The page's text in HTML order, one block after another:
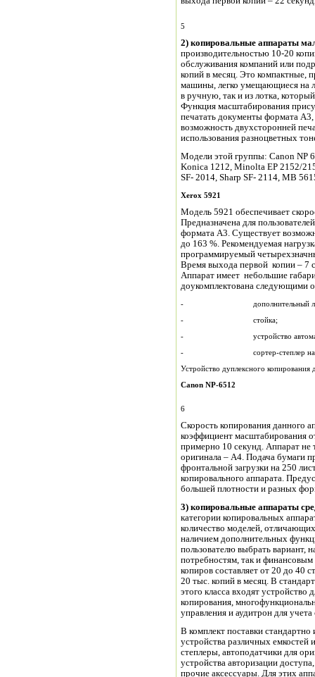
5
2) копировальные аппараты
производительностью 10-20
обслуживания компаний или
копий в месяц. Это компактные,
машины, легко умещающиеся на
в ручную, так и из лотка,
Функция масштабирования
печатать документы формата
возможность двухсторонней
использования разноцветных
Модели этой группы: Canon NP
Konica 1212, Minolta EP 2152/
SF- 2014, Sharp SF- 2114, MB
Xerox 5921
Модель 5921 обеспечивает
Предназначена для
формата А3. Существует
до 163 %. Рекомендуемая
программируемый
Время выхода первой копии – 7
Аппарат имеет небольшие
доукомплектована следующими
- дополнительный лоток
- стойка;
- устройство
- сортер-степлер на 10
Устройство дуплексного
Canon NP-6512
6
Скорость копирования данного
коэффициент масштабирования
примерно 10 секунд. Аппарат не
оригинала – А4. Подача бумаги
фронтальной загрузки на 250
копировального аппарата.
большей плотности и разных
3) копировальные аппараты
категории копировальных
количество моделей,
наличием дополнительных
пользователю выбрать вариант,
потребностям, так и
копиров составляет от 20 до 40
20 тыс. копий в месяц. В
этого класса входят устройство
копирования,
управления и аудитрон для
В комплект поставки
устройства различных емкостей
степлеры, автоподатчики для
устройства авторизации
прочие аксессуары. Для этих